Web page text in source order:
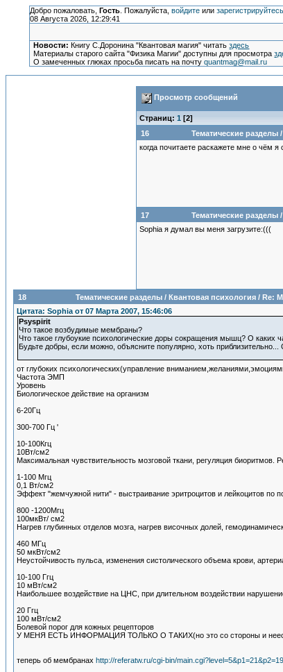
Добро пожаловать, Гость. Пожалуйста, войдитеили зарегистрируйтесь
08 Августа 2026, 12:29:41
Новости: Книгу С.Доронина "Квантовая магия" читатьздесь
Материалы старого сайта "Физика Магии" доступны для просмотра
О замеченных глюках просьба писать на почтуquantmag@mail.ru
Просмотр сообщений
Страниц: 1 [2]
16
Тематические разделы /
когда почитаете раскажете мне о чём
17 Тематические разделы /
Sophia я думал вы меня загрузите:(((
18 Тематические разделы / Квантовая психология / Re:
Цитата: Sophia от 07 Марта 2007, 15:46:06
Psyspirit
Что такое возбудимые мембраны?
Что такое глубоукие психологические доры сокращения мышц? О каких
Будьте добры, если можно, объясните популярно, хоть
от глубоких психологических(управление
Частота ЭМП
Уровень
Биологическое действие на организм
6-20Гц
300-700 Гц '
10-100Кгц
10Вт/см2
Максимальная чувствительность мозговой ткани, регуляция
1-100 Мгц
0,1 Вт/см2
Эффект "жемчужной нити" - выстраивание эритроцитов и лейкоцитов по
800 -1200Мгц
100мкВт/ см2
Нагрев глубинных отделов мозга, нагрев височных долей,
460 МГц
50 мкВт/см2
Неустойчивость пульса, изменения систолического объема крови,
10-100 Ггц
10 мВт/см2
Наибольшее воздействие на ЦНС, при длительном воздействии
20 Ггц
100 мВт/см2
Болевой порог для кожных рецепторов
У МЕНЯ ЕСТЬ ИНФОРМАЦИЯ ТОЛЬКО О ТАКИХ(но это со стороны и
теперь об мембранах http://referatw.ru/cgi-bin/